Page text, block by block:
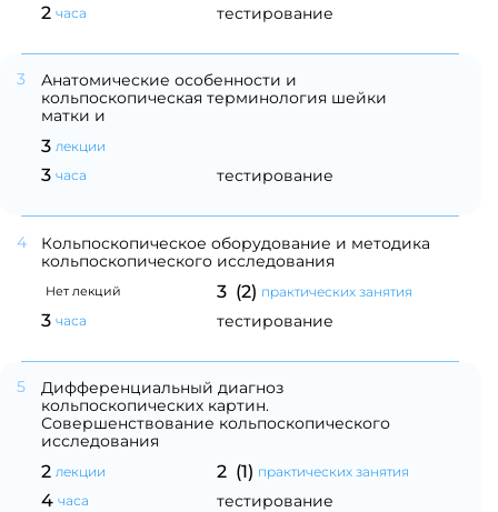
2 часа тестирование
3
Анатомические особенности и
кольпоскопическая терминология шейки
матки и
3 лекции
3 часа тестирование
4
Кольпоскопическое оборудование и методика
кольпоскопического исследования
Нет лекций 3 (2) практических занятия
3 часа тестирование
5
Дифференциальный диагноз
кольпоскопических картин.
Совершенствование кольпоскопического
исследования
2 лекции 2 (1) практических занятия
4 часа тестирование